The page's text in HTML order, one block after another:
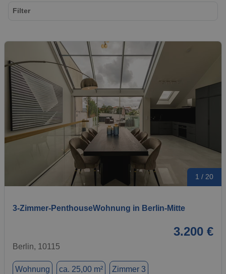
1 / 20
3-Zimmer-PenthouseWohnung in Berlin-Mitte
3.200 €
Berlin, 10115
Wohnung ca. 25,00 m² Zimmer 3
Filter